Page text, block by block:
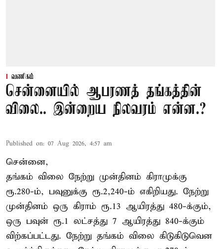
வணிகம்
சென்னையில் ஆபரணத் தங்கத்தின்
விலை.. இன்றைய நிலவரம் என்ன.?
Published on: 07 Aug 2026, 4:57 am
சென்னை,
தங்கம் விலை நேற்று முன்தினம் கிராமுக்கு
ரூ.280-ம், பவுனுக்கு ரூ.2,240-ம் எகிறியது. நேற்று
முன்தினம் ஒரு கிராம் ரூ.13 ஆயிரத்து 480-க்கும்,
ஒரு பவுன் ரூ.1 லட்சத்து 7 ஆயிரத்து 840-க்கும்
விற்கப்பட்டது. நேற்று தங்கம் விலை கிடுகிடுவென